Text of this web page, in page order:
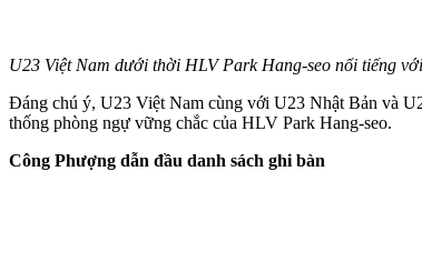
U23 Việt Nam dưới thời HLV Park Hang-seo nổi tiếng
Đáng chú ý, U23 Việt Nam cùng với U23 Nhật Bản và
thống phòng ngự vững chắc của HLV Park Hang-seo.
Công Phượng dẫn đầu danh sách ghi bàn